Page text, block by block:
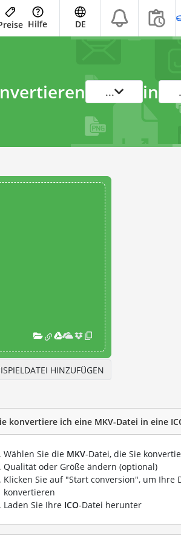
Hilfe DE
... in
HINZUFÜGEN
konvertiere ich eine MKV-Datei in eine
Wählen Sie die MKV-Datei, die Sie
Qualität oder Größe ändern (optional)
Klicken Sie auf "Start conversion", um Ihre
konvertieren
Laden Sie Ihre ICO-Datei herunter